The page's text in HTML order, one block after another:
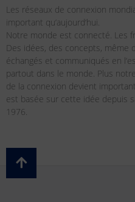
Les réseaux de connexion
important qu‘aujourd‘hui.
Notre monde est connecté. Les
Des idées, des concepts, même
échangés et communiqués en
partout dans le monde. Plus
de la connexion devient
est basée sur cette idée depuis
1976.